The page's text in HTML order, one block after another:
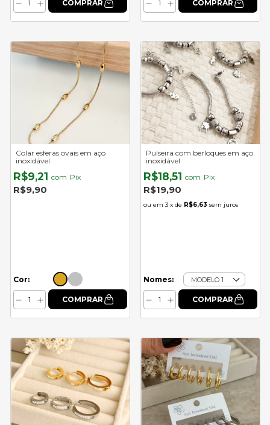
Colar esferas ovais em aço
inoxidável
R$9,21 com Pix
R$9,90
Cor:
Pulseira com berloques em aço
inoxidável
R$18,51 com Pix
R$19,90
3 x de R$6,63 sem juros
Nomes: